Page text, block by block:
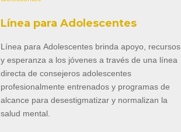
Línea para Adolescentes
Línea para Adolescentes brinda apoyo, recursos
y esperanza a los jóvenes a través de una línea
directa de consejeros adolescentes
profesionalmente entrenados y programas de
alcance para desestigmatizar y normalizan la
salud mental.